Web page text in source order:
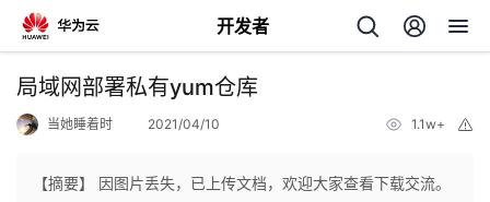
开发者
返
局域网部署私有yum仓库
当她睡着时 2021/04/10 1.1w+
【摘要】 因图片丢失，已上传文档，欢迎大家查看下载交流。